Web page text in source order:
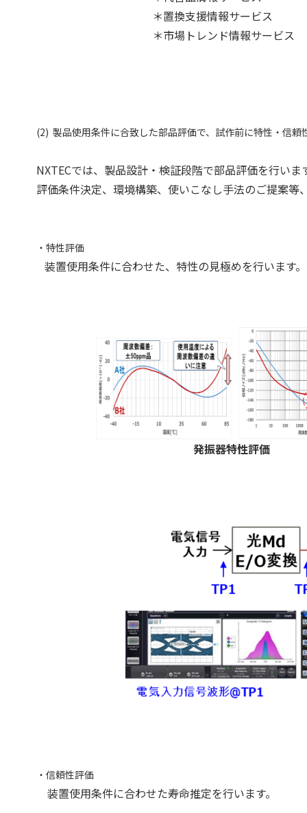
＊置換支援情報サービス
＊市場トレンド情報サービス
(2) 製品使用条件に合致した部品評価で、試作前に特性・信頼
NXTECでは、製品設計・検証段階で部品評価を行いま
評価条件決定、環境構築、使いこなし手法のご提案
・特性評価
装置使用条件に合わせた、特性の見極めを行います。
発振器特性評価
・信頼性評価
装置使用条件に合わせた寿命推定を行います。